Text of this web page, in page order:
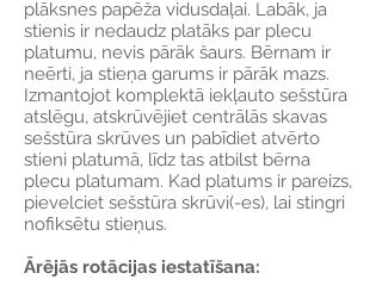
plāksnes papēža vidusdaļai. Labāk, ja
stienis ir nedaudz platāks par plecu
platumu, nevis pārāk šaurs. Bērnam ir
neērti, ja stieņa garums ir pārāk mazs.
Izmantojot komplektā iekļauto sešstūra
atslēgu, atskrūvējiet centrālās skavas
sešstūra skrūves un pabīdiet atvērto
stieni platumā, līdz tas atbilst bērna
plecu platumam. Kad platums ir pareizs,
pievelciet sešstūra skrūvi(-es), lai stingri
nofiksētu stieņus.
Ārējās rotācijas iestatīšana: